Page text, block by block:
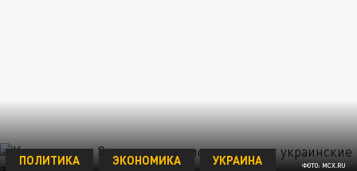
ФОТО: MCX.RU
ПОЛИТИКА ЭКОНОМИКА УКРАИНА